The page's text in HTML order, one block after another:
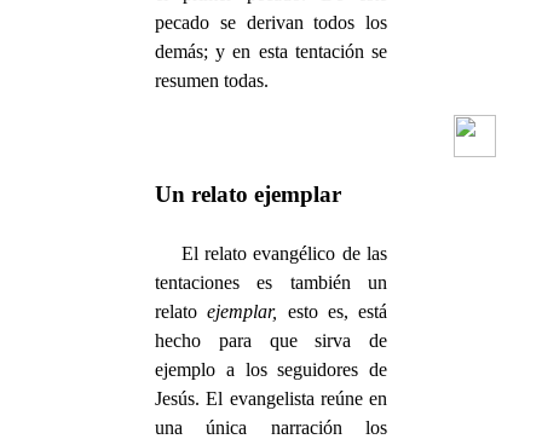
pecado se derivan todos los
demás; y en esta tentación se
resumen todas.
Un relato ejemplar
El relato evangélico de las
tentaciones es también un
relatoejemplar, esto es, está
hecho para que sirva de
ejemplo a los seguidores de
Jesús. El evangelista reúne en
una única narración los